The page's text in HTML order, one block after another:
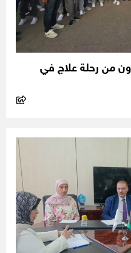
من رحلة علاج في